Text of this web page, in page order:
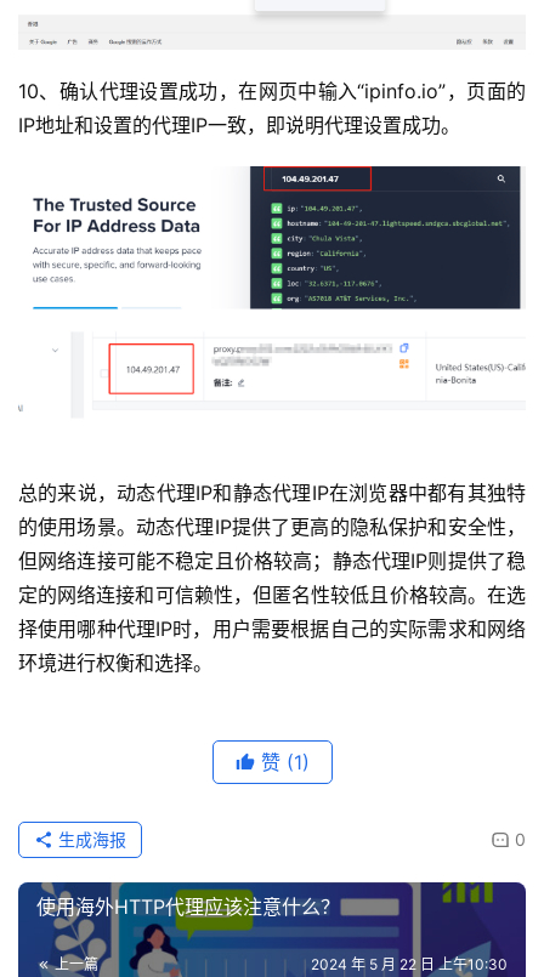
10、确认代理设置成功，在网页中输入“ipinfo.io”，页面的
IP地址和设置的代理IP一致，即说明代理设置成功。
总的来说，动态代理IP和静态代理IP在浏览器中都有其独特
的使用场景。动态代理IP提供了更高的隐私保护和安全性，
但网络连接可能不稳定且价格较高；静态代理IP则提供了稳
定的网络连接和可信赖性，但匿名性较低且价格较高。在选
择使用哪种代理IP时，用户需要根据自己的实际需求和网络
环境进行权衡和选择。
赞 (1)
0
生成海报
使用海外HTTP代理应该注意什么？
上一篇 2024 年 5 月 22 日 上午10:30